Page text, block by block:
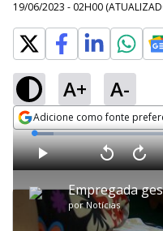
19/06/2023 - 02H00
A+ A-
Adicione como fonte
Opens in new window
porNotícias
P
y
V
t
a
r
1
0
A
n
r
1
L
o
a
d
e
7
%